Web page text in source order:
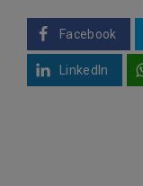
Facebook
LinkedIn